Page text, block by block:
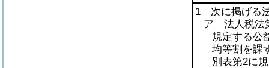
1 次に掲げる
ア 法人税法
規定する公
均等割を課
別表第2に